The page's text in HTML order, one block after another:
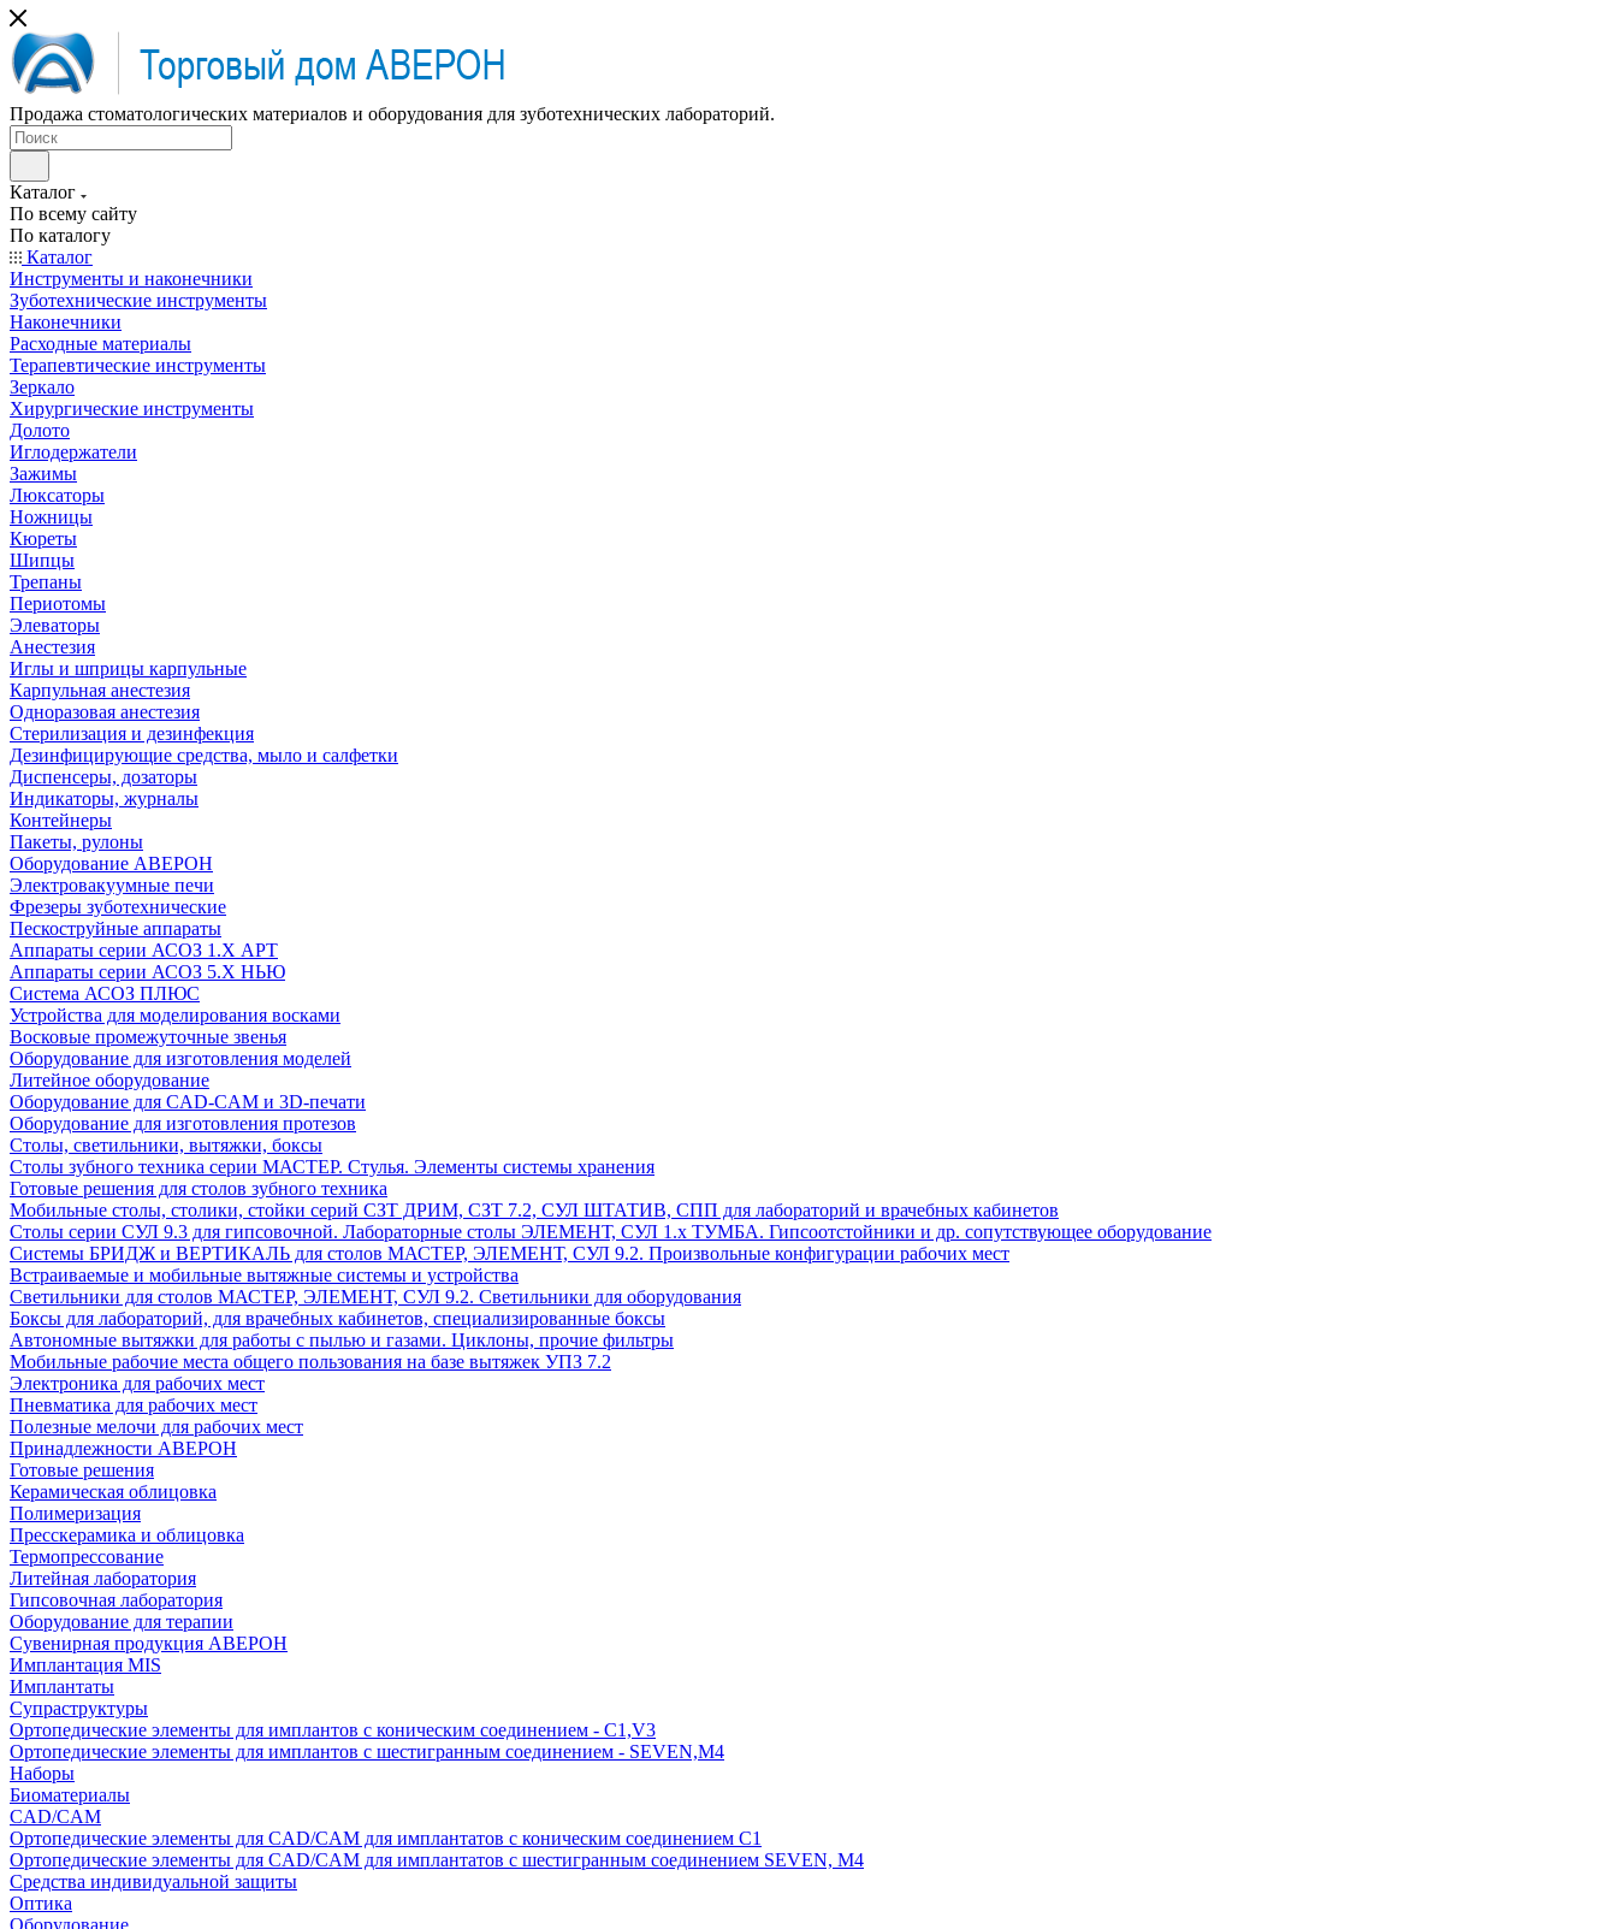
Продажа стоматологических материалов и оборудования для зуботехнических лабораторий.
Каталог
По всему сайту
По каталогу
Каталог
Инструменты и наконечники
Зуботехнические инструменты
Наконечники
Расходные материалы
Терапевтические инструменты
Зеркало
Хирургические инструменты
Долото
Иглодержатели
Зажимы
Люксаторы
Ножницы
Кюреты
Шипцы
Трепаны
Периотомы
Элеваторы
Анестезия
Иглы и шприцы карпульные
Карпульная анестезия
Одноразовая анестезия
Стерилизация и дезинфекция
Дезинфицирующие средства, мыло и салфетки
Диспенсеры, дозаторы
Индикаторы, журналы
Контейнеры
Пакеты, рулоны
Оборудование АВЕРОН
Электровакуумные печи
Фрезеры зуботехнические
Пескоструйные аппараты
Аппараты серии АСОЗ 1.Х АРТ
Аппараты серии АСОЗ 5.Х НЬЮ
Система АСОЗ ПЛЮС
Устройства для моделирования восками
Восковые промежуточные звенья
Оборудование для изготовления моделей
Литейное оборудование
Оборудование для CAD-CAM и 3D-печати
Оборудование для изготовления протезов
Cтолы, светильники, вытяжки, боксы
Столы зубного техника серии МАСТЕР. Стулья. Элементы системы хранения
Готовые решения для столов зубного техника
Мобильные столы, столики, стойки серий СЗТ ДРИМ, СЗТ 7.2, СУЛ ШТАТИВ, СПП для лабораторий и врачебных кабинетов
Столы серии СУЛ 9.3 для гипсовочной. Лабораторные столы ЭЛЕМЕНТ, СУЛ 1.х ТУМБА. Гипсоотстойники и др. сопутствующее оборудование
Системы БРИДЖ и ВЕРТИКАЛЬ для столов МАСТЕР, ЭЛЕМЕНТ, СУЛ 9.2. Произвольные конфигурации рабочих мест
Встраиваемые и мобильные вытяжные системы и устройства
Светильники для столов МАСТЕР, ЭЛЕМЕНТ, СУЛ 9.2. Светильники для оборудования
Боксы для лабораторий, для врачебных кабинетов, специализированные боксы
Автономные вытяжки для работы с пылью и газами. Циклоны, прочие фильтры
Мобильные рабочие места общего пользования на базе вытяжек УПЗ 7.2
Электроника для рабочих мест
Пневматика для рабочих мест
Полезные мелочи для рабочих мест
Принадлежности АВЕРОН
Готовые решения
Керамическая облицовка
Полимеризация
Пресскерамика и облицовка
Термопрессование
Литейная лаборатория
Гипсовочная лаборатория
Оборудование для терапии
Сувенирная продукция АВЕРОН
Имплантация MIS
Имплантаты
Супраструктуры
Ортопедические элементы для имплантов с коническим соединением - C1,V3
Ортопедические элементы для имплантов с шестигранным соединением - SEVEN,M4
Наборы
Биоматериалы
CAD/CAM
Ортопедические элементы для CAD/CAM для имплантатов с коническим соединением С1
Ортопедические элементы для CAD/CAM для имплантатов с шестигранным соединением SEVEN, М4
Средства индивидуальной защиты
Оптика
Оборудование